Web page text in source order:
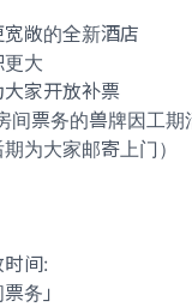
敞的全新酒店
大
家开放补票
间票务的兽牌因工
为大家邮寄上门）
间:
务」